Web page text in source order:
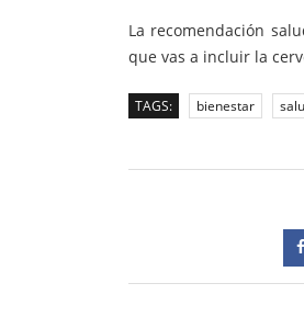
La recomendación
que vas a incluir la
TAGS: bienestar